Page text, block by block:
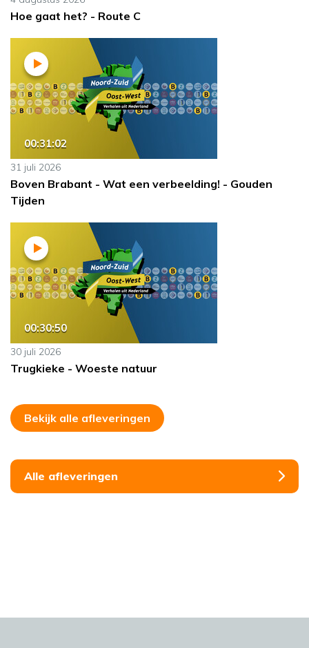
Hoe gaat het? - Route C
00:31:02
31 juli 2026
Boven Brabant - Wat een verbeelding! - Gouden
Tijden
00:30:50
30 juli 2026
Trugkieke - Woeste natuur
Bekijk alle afleveringen
Alle afleveringen